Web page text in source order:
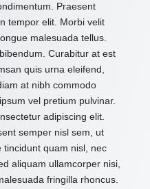
Praesent
tempor elit. Morbi velit
malesuada tellus.
Curabitur at est
quis urna eleifend,
at nibh commodo
vel pretium pulvinar.
adipiscing elit.
semper nisl sem, ut
tincidunt quam nisl, nec
aliquam ullamcorper nisi,
fringilla rhoncus.